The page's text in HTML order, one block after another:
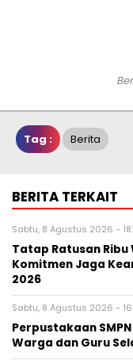
Tag : Berita
BERITA TERKAIT
Sabtu, 8 Agustus 2026 -
Tatap Ratusan
Komitmen Jaga
2026
Sabtu, 8 Agustus 2026 -
Perpustakaan
Warga dan Guru